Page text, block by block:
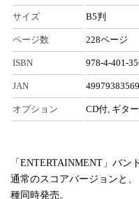
サイズ B5判
ページ数 228ページ
ISBN 978-4-401-
JAN
オプション CD付, ギタ
「ENTERTAINMENT」バン
通常のスコアバージョンと
種同時発売。